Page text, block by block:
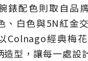
錶配色則取自品
、白色與5N紅金
Colnago經典梅
造型，讓每一處設